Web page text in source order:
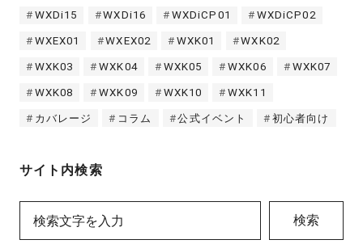
WXDi15 WXDi16 WXDiCP01 WXDiCP02
WXEX01 WXEX02 WXK01 WXK02
WXK03 WXK04 WXK05 WXK06 WXK07
WXK08 WXK09 WXK10 WXK11
カバレージ コラム 公式イベント 初心者向け
サイト内検索
検索